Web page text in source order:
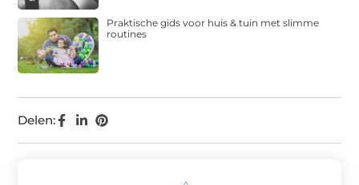
Delen:
Praktische gids voor huis & tuin met slimme
routines